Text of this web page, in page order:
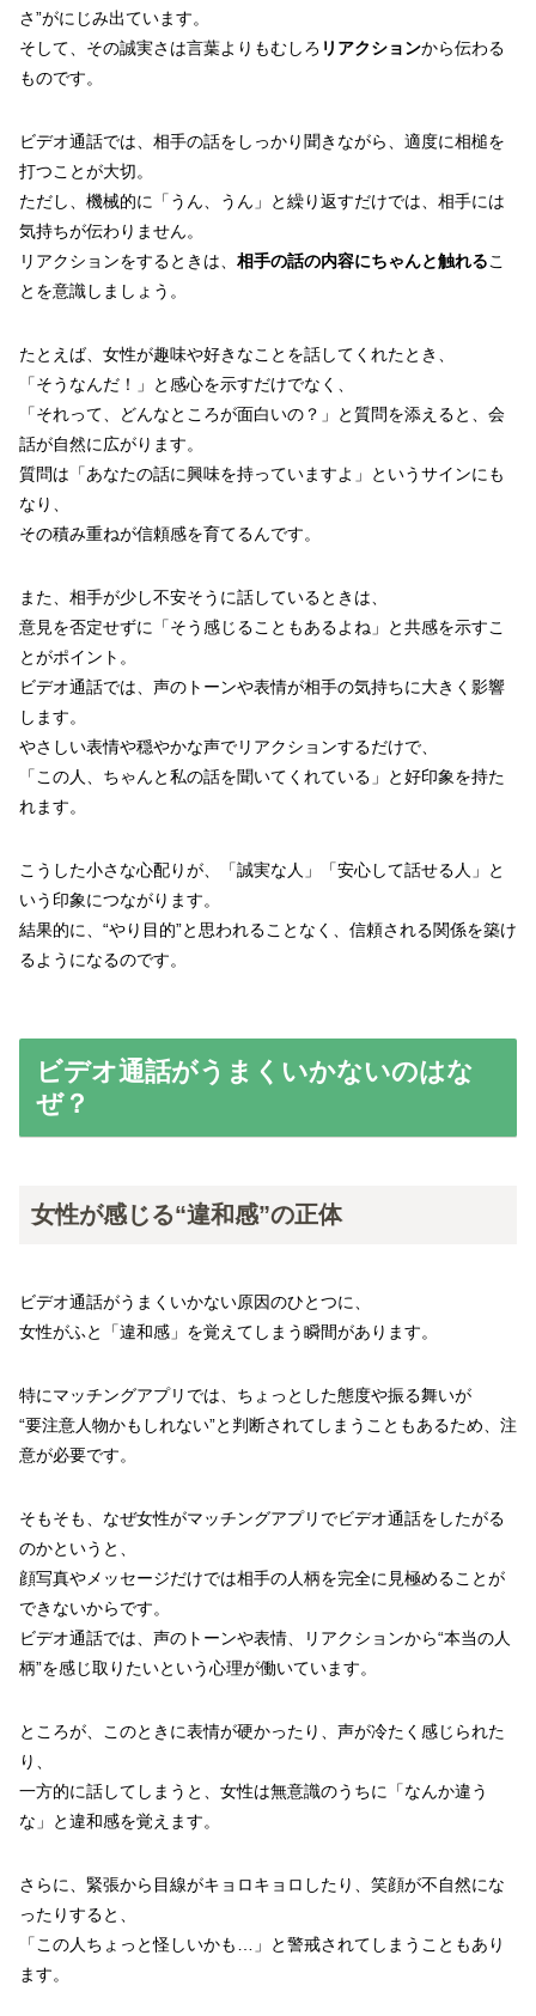
さ”がにじみ出ています。
そして、その誠実さは言葉よりもむしろ リアクションから伝わる
ものです。
ビデオ通話では、相手の話をしっかり聞きながら、適度に相槌を
打つことが大切。
ただし、機械的に「うん、うん」と繰り返すだけでは、相手には
気持ちが伝わりません。
リアクションをするときは、 相手の話の内容にちゃんと触れるこ
とを意識しましょう。
たとえば、女性が趣味や好きなことを話してくれたとき、
「そうなんだ！」と感心を示すだけでなく、
「それって、どんなところが面白いの？」と質問を添えると、会
話が自然に広がります。
質問は「あなたの話に興味を持っていますよ」というサインにも
なり、
その積み重ねが信頼感を育てるんです。
また、相手が少し不安そうに話しているときは、
意見を否定せずに「そう感じることもあるよね」と共感を示すこ
とがポイント。
ビデオ通話では、声のトーンや表情が相手の気持ちに大きく影響
します。
やさしい表情や穏やかな声でリアクションするだけで、
「この人、ちゃんと私の話を聞いてくれている」と好印象を持た
れます。
こうした小さな心配りが、「誠実な人」「安心して話せる人」と
いう印象につながります。
結果的に、“やり目的”と思われることなく、信頼される関係を築け
るようになるのです。
ビデオ通話がうまくいかないのはな
ぜ？
女性が感じる“違和感”の正体
ビデオ通話がうまくいかない原因のひとつに、
女性がふと「違和感」を覚えてしまう瞬間があります。
特にマッチングアプリでは、ちょっとした態度や振る舞いが
“要注意人物かもしれない”と判断されてしまうこともあるため、注
意が必要です。
そもそも、なぜ女性がマッチングアプリでビデオ通話をしたがる
のかというと、
顔写真やメッセージだけでは相手の人柄を完全に見極めることが
できないからです。
ビデオ通話では、声のトーンや表情、リアクションから“本当の人
柄”を感じ取りたいという心理が働いています。
ところが、このときに表情が硬かったり、声が冷たく感じられた
り、
一方的に話してしまうと、女性は無意識のうちに「なんか違う
な」と違和感を覚えます。
さらに、緊張から目線がキョロキョロしたり、笑顔が不自然にな
ったりすると、
「この人ちょっと怪しいかも…」と警戒されてしまうこともあり
ます。